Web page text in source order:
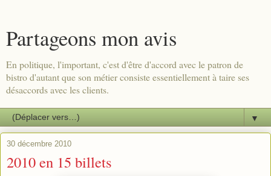
Partageons mon avis
En politique, l'important, c'est d'être d'accord avec le patron de
bistro d'autant que son métier consiste essentiellement à taire ses
désaccords avec les clients.
▼
30 décembre 2010
2010 en 15 billets